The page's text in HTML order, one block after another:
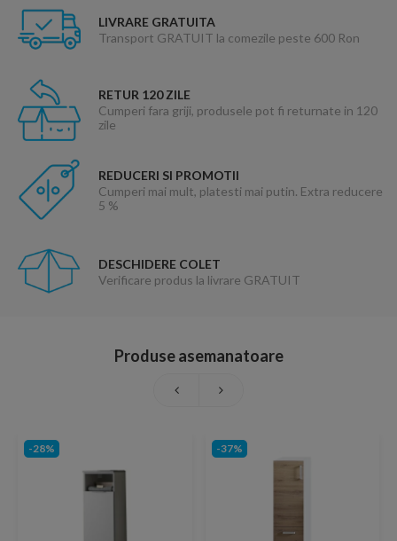
LIVRARE GRATUITA
Transport GRATUIT la comezile peste 600 Ron
RETUR 120 ZILE
Cumperi fara griji, produsele pot fi returnate in 120
zile
REDUCERI SI PROMOTII
Cumperi mai mult, platesti mai putin. Extra reducere
5 %
DESCHIDERE COLET
Verificare produs la livrare GRATUIT
Produse asemanatoare
-28% -37%